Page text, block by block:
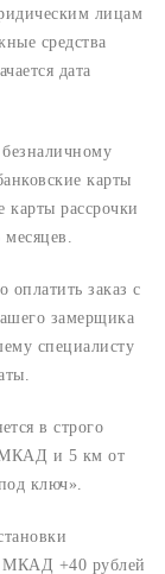
лицам
средства
дата
карты
рассрочки
заказ с
замерщика
специалисту
в строго
МКАД и 5 км от
ключ».
МКАД +40 рублей